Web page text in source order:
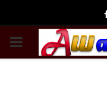
PRIMARY